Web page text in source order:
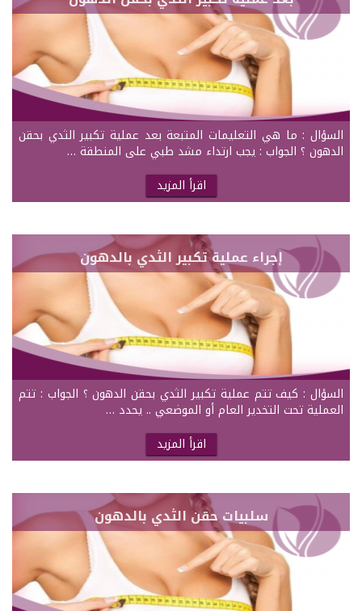
السؤال : ما هي التعليمات المتبعة بعد عملية تكبير الثدي بحقن
الدهون ؟ الجواب : يجب ارتداء مشد طبي على المنطقة …
اقرأ المزيد
إجراء عملية تكبير الثدي بالدهون
السؤال : كيف تتم عملية تكبير الثدي بحقن الدهون ؟ الجواب : تتم
العملية تحت التخدير العام أو الموضعي .. يحدد …
اقرأ المزيد
سلبيات حقن الثدي بالدهون